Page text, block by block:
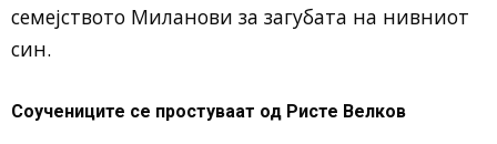
семејството Миланови за загубата на нивниот
син.
Соучениците се простуваат од Ристе Велков